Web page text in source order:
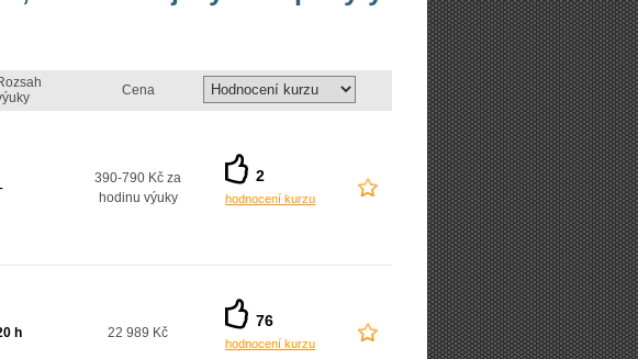
Cena
390-790 Kč za
hodinu výuky
2
hodnocení kurzu
h 22 989 Kč
76
hodnocení kurzu